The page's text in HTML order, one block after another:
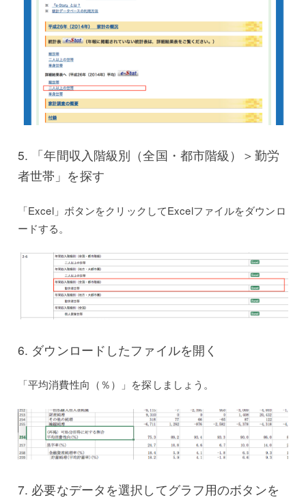
5. 「年間収入階級別（全国・都市階級）＞勤労
者世帯」を探す
「Excel」ボタンをクリックしてExcelファイルをダウンロ
ードする。
6. ダウンロードしたファイルを開く
「平均消費性向（％）」を探しましょう。
7. 必要なデータを選択してグラフ用のボタンを